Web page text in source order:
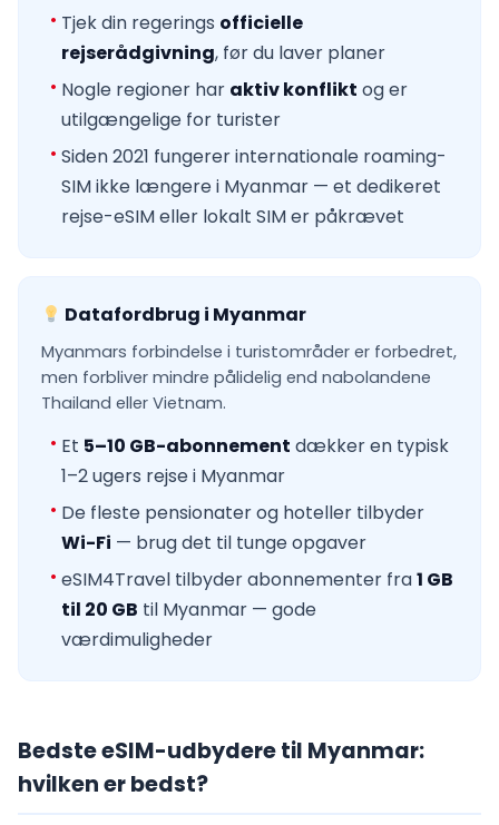
Tjek din regerings officielle
rejserådgivning, før du laver planer
Nogle regioner har aktiv konflikt og er
utilgængelige for turister
Siden 2021 fungerer internationale roaming-
SIM ikke længere i Myanmar — et dedikeret
rejse-eSIM eller lokalt SIM er påkrævet
Datafordbrug i Myanmar
Myanmars forbindelse i turistområder er forbedret,
men forbliver mindre pålidelig end nabolandene
Thailand eller Vietnam.
Et 5–10 GB-abonnement dækker en typisk
1–2 ugers rejse i Myanmar
De fleste pensionater og hoteller tilbyder
Wi-Fi — brug det til tunge opgaver
eSIM4Travel tilbyder abonnementer fra1 GB
til 20 GB til Myanmar — gode
værdimuligheder
Bedste eSIM-udbydere til Myanmar:
hvilken er bedst?